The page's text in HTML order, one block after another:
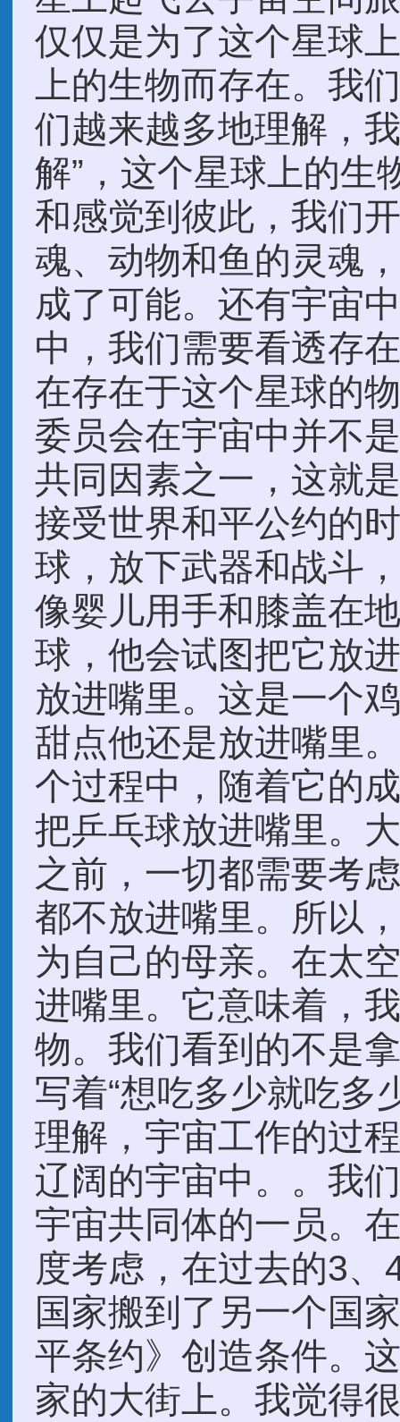
仅仅是为了这个星球
上的生物而存在。我
们越来越多地理解，
解”，这个星球上的生
和感觉到彼此，我们
魂、动物和鱼的灵魂
成了可能。还有宇宙
中，我们需要看透存
在存在于这个星球的
委员会在宇宙中并不
共同因素之一，这就
接受世界和平公约的
球，放下武器和战斗
像婴儿用手和膝盖在
球，他会试图把它放
放进嘴里。这是一个
甜点他还是放进嘴里
个过程中，随着它的
把乒乓球放进嘴里。
之前，一切都需要考
都不放进嘴里。所以
为自己的母亲。在太
进嘴里。它意味着，
物。我们看到的不是
写着“想吃多少就吃多
理解，宇宙工作的过
辽阔的宇宙中。。我
宇宙共同体的一员。
度考虑，在过去的3
国家搬到了另一个国
平条约》创造条件。
家的大街上。我觉得